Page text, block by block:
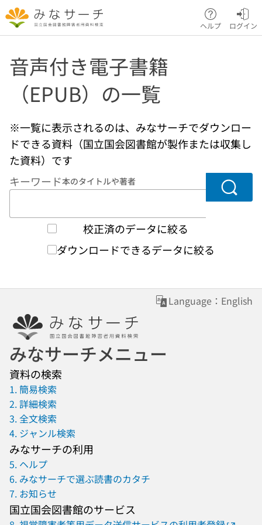
本文へ移動
ヘルプ ログイン
音声付き電子書籍
（EPUB）の一覧
※一覧に表示されるのは、みなサーチでダウンロー
ドできる資料（国立国会図書館が製作または収集し
た資料）です
キーワード本のタイトルや著者
検索
校正済のデータに絞る
ダウンロードできるデータに絞る
Language：English
みなサーチメニュー
資料の検索
1. 簡易検索
2. 詳細検索
3. 全文検索
4. ジャンル検索
みなサーチの利用
5. ヘルプ
6. みなサーチで選ぶ読書のカタチ
7. お知らせ
国立国会図書館のサービス